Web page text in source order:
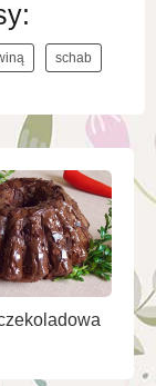
schab